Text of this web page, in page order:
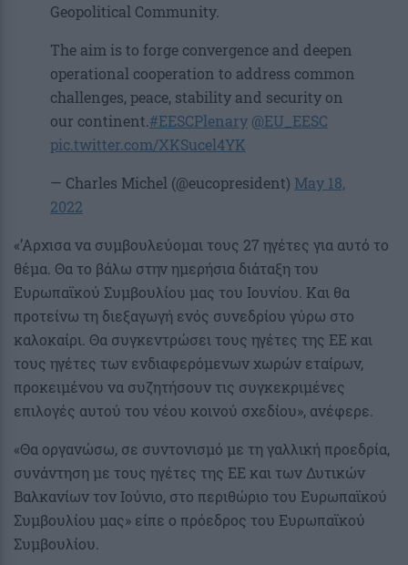
Geopolitical Community.
The aim is to forge convergence and deepen
operational cooperation to address common
challenges, peace, stability and security on
our continent.#EESCPlenary @EU_EESC
pic.twitter.com/XKSucel4YK
— Charles Michel (@eucopresident) May 18,
2022
«’Αρχισα να συμβουλεύομαι τους 27 ηγέτες για αυτό το
θέμα. Θα το βάλω στην ημερήσια διάταξη του
Ευρωπαϊκού Συμβουλίου μας του Ιουνίου. Και θα
προτείνω τη διεξαγωγή ενός συνεδρίου γύρω στο
καλοκαίρι. Θα συγκεντρώσει τους ηγέτες της ΕΕ και
τους ηγέτες των ενδιαφερόμενων χωρών εταίρων,
προκειμένου να συζητήσουν τις συγκεκριμένες
επιλογές αυτού του νέου κοινού σχεδίου», ανέφερε.
«Θα οργανώσω, σε συντονισμό με τη γαλλική προεδρία,
συνάντηση με τους ηγέτες της ΕΕ και των Δυτικών
Βαλκανίων τον Ιούνιο, στο περιθώριο του Ευρωπαϊκού
Συμβουλίου μας» είπε ο πρόεδρος του Ευρωπαϊκού
Συμβουλίου.